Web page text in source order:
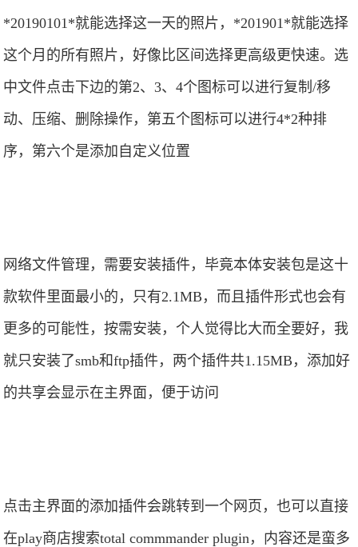
*20190101*就能选择这一天的照片，*201901*就能选择
这个月的所有照片，好像比区间选择更高级更快速。选
中文件点击下边的第2、3、4个图标可以进行复制/移
动、压缩、删除操作，第五个图标可以进行4*2种排
序，第六个是添加自定义位置
网络文件管理，需要安装插件，毕竟本体安装包是这十
款软件里面最小的，只有2.1MB，而且插件形式也会有
更多的可能性，按需安装，个人觉得比大而全要好，我
就只安装了smb和ftp插件，两个插件共1.15MB，添加好
的共享会显示在主界面，便于访问
点击主界面的添加插件会跳转到一个网页，也可以直接
在play商店搜索total commmander plugin，内容还是蛮多